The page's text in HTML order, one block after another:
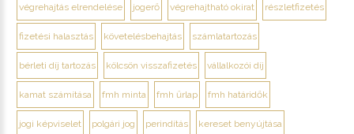
végrehajtás elrendelése jogerő végrehajtható okirat részletfizetés
fizetési halasztás követelésbehajtás számlatartozás
bérleti díj tartozás kölcsön visszafizetés vállalkozói díj
kamat számítása fmh minta fmh űrlap fmh határidők
jogi képviselet polgári jog perindítás kereset benyújtása